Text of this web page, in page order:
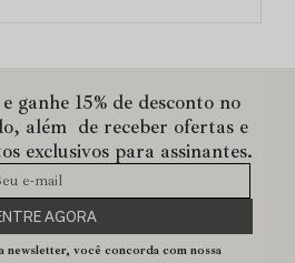
ganhe 15% de desconto no
além de receber ofertas e
exclusivos para assinantes.
AGORA
newsletter, você concorda com nossa